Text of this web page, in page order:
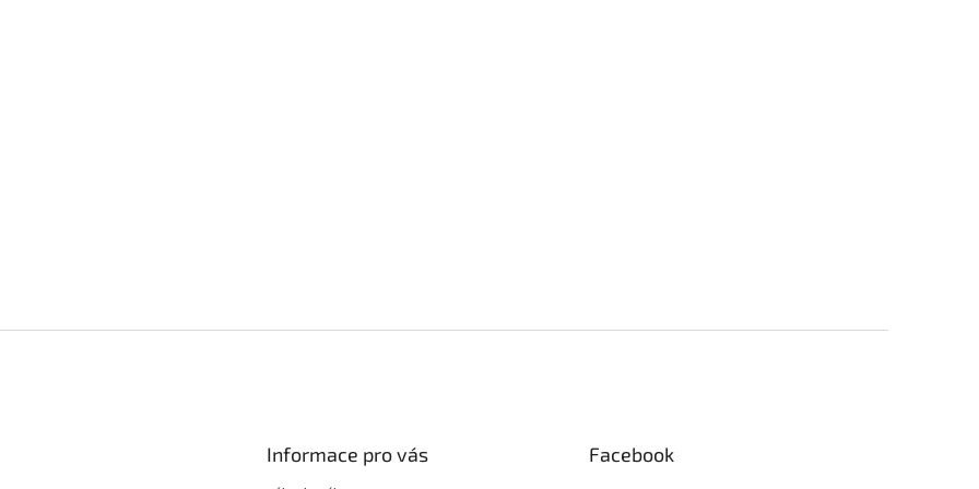
Informace pro vás Facebook